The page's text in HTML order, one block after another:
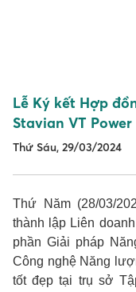
Lễ Ký kết Hợp
Stavian VT Power
Thứ Sáu, 29/03/2024
Thứ Năm (28/03/
thành lập Liên
phần Giải pháp
Công nghệ Năng
tốt đẹp tại trụ sở